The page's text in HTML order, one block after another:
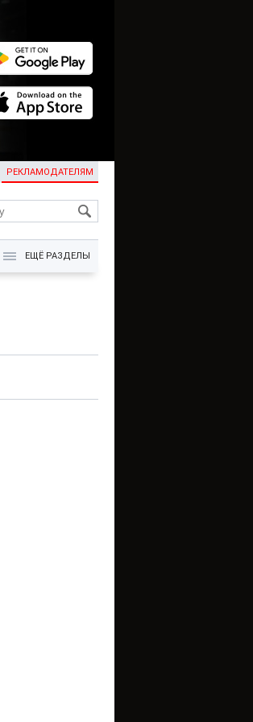
РЕКЛАМОДАТЕЛЯМ
KG
ЕЩЁ РАЗДЕЛЫ